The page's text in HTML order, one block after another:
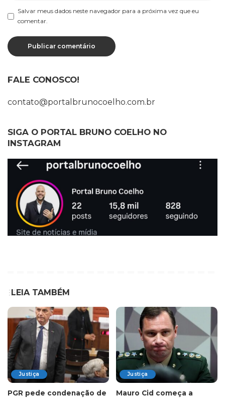
Salvar meus dados neste navegador para a próxima vez que eu
comentar.
FALE CONOSCO!
contato@portalbrunocoelho.com.br
SIGA O PORTAL BRUNO COELHO NO
INSTAGRAM
LEIA TAMBÉM
Justiça
PGR pede condenação de
Justiça
Mauro Cid começa a